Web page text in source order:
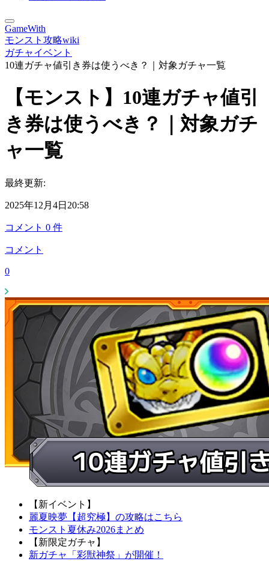
GameWith
モンスト攻略wiki
ガチャイベント
10連ガチャ値引き券は使うべき？｜対象ガチャ一覧
【モンスト】10連ガチャ値引
き券は使うべき？｜対象ガチ
ャ一覧
最終更新:
2025年12月4日20:58
コメント 0 件
コメント
0
【新イベント】
麗夏映夢【超究極】の攻略はこちら
モンスト夏休み2026まとめ
【新限定ガチャ】
新ガチャ「彩獣神祭」が開催！